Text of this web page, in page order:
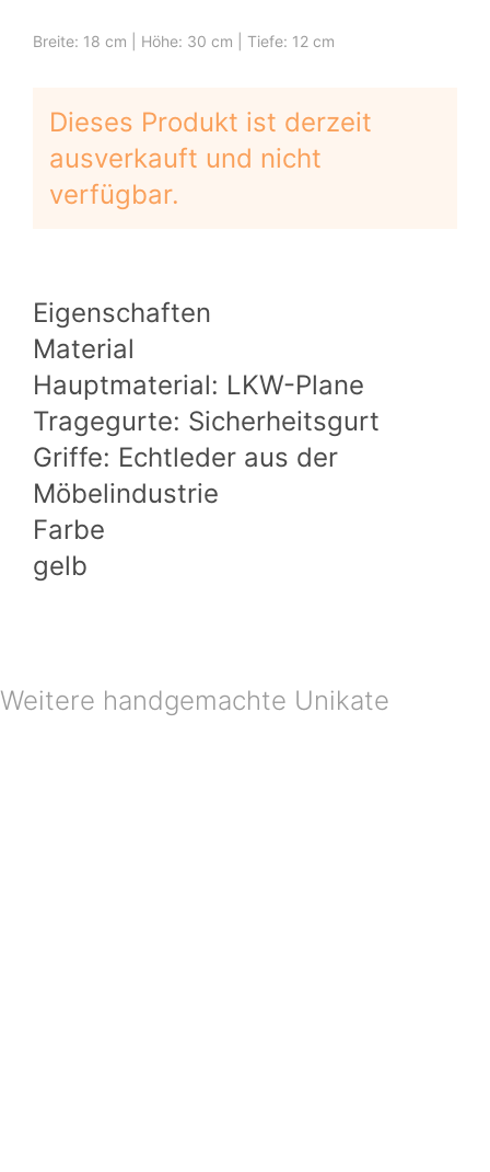
Breite: 18 cm | Höhe: 30 cm | Tiefe: 12 cm
Dieses Produkt ist derzeit
ausverkauft und nicht
verfügbar.
Eigenschaften
Material
Hauptmaterial: LKW-Plane
Tragegurte: Sicherheitsgurt
Griffe: Echtleder aus der
Möbelindustrie
Farbe
gelb
Weitere handgemachte Unikate